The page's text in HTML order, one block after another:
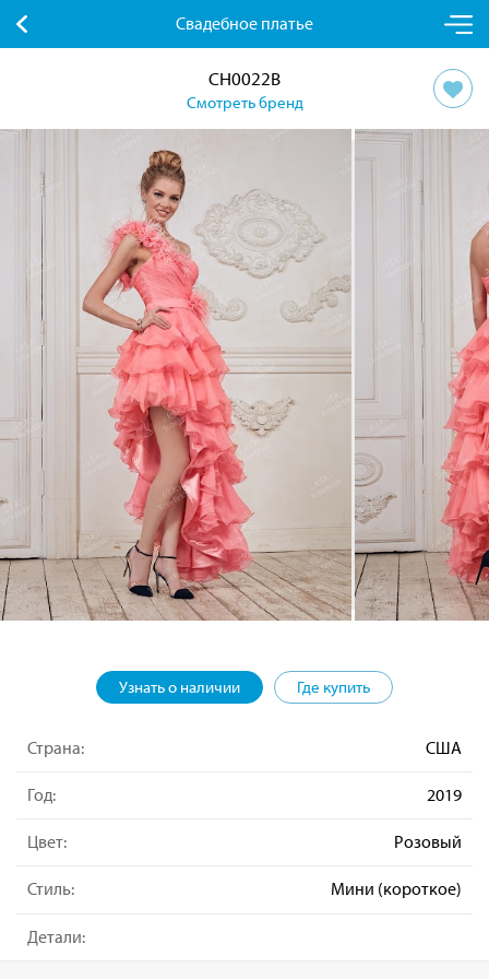
Свадебное платье
CH0022B
Смотреть бренд
Узнать о наличии Где купить
Страна: США
Год: 2019
Цвет: Розовый
Стиль: Мини (короткое)
Детали: